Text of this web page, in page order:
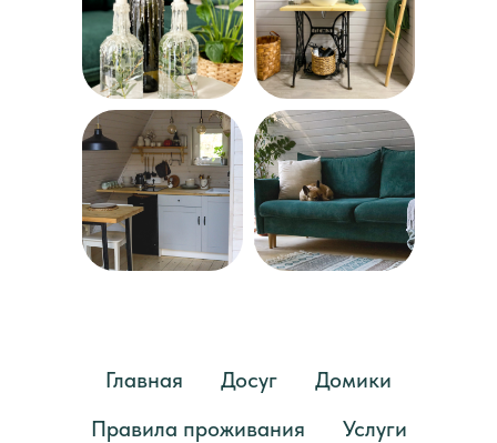
Главная Досуг
Домики
Правила проживания
Услуги